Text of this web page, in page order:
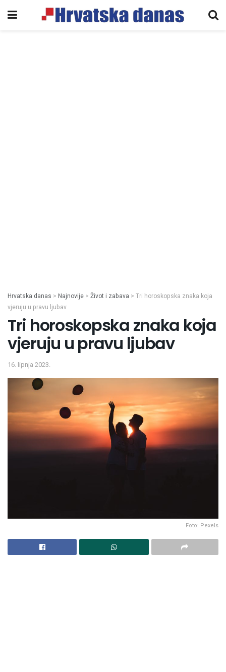
Hrvatska danas > Najnovije > Život i zabava > Tri horoskopska znaka koja
vjeruju u pravu ljubav
Tri horoskopska znaka koja
vjeruju u pravu ljubav
16. lipnja 2023.
Foto: Pexels